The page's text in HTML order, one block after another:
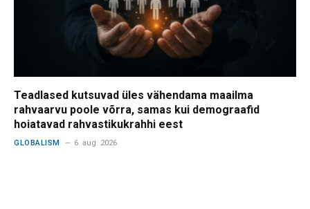
Teadlased kutsuvad üles vähendama maailma
rahvaarvu poole võrra, samas kui demograafid
hoiatavad rahvastikukrahhi eest
GLOBALISM 6. aug. 2026